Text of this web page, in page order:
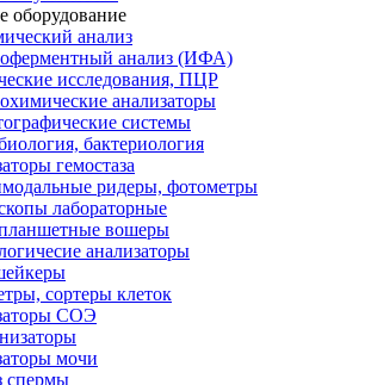
оборудование
анализ
анализ (ИФА)
исследования, ПЦР
анализаторы
системы
бактериология
гемостаза
ридеры, фотометры
лабораторные
вошеры
анализаторы
сортеры клеток
СОЭ
мочи
спермы